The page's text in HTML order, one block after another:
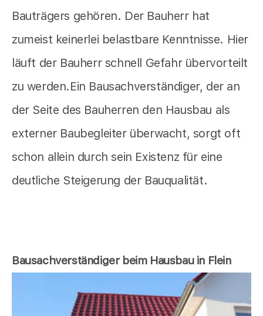
Bauträgers gehören. Der Bauherr hat
zumeist keinerlei belastbare Kenntnisse. Hier
läuft der Bauherr schnell Gefahr übervorteilt
zu werden.Ein Bausachverständiger, der an
der Seite des Bauherren den Hausbau als
externer Baubegleiter überwacht, sorgt oft
schon allein durch sein Existenz für eine
deutliche Steigerung der Bauqualität.
Bausachverständiger beim Hausbau in Flein